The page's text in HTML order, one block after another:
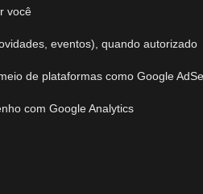
você
eventos), quando autorizado
de plataformas como Google
com Google Analytics